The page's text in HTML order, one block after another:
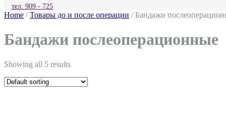
КНОПКА
ЗАКРЫТЬ
тел. 909 - 725
Home /Товары до и после операции / Бандажи
Бандажи послеоперационные
Showing all 5 results